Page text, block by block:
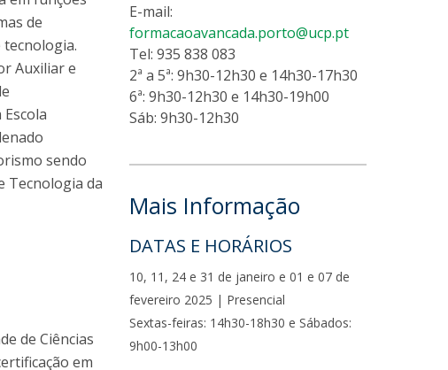
de
tecnologia.
Auxiliar e
Escola
sendo
Tecnologia da
de Ciências
em
E-mail:
formacaoavancada.porto@ucp.pt
Tel: 935 838 083
2ª a 5ª: 9h30-12h30 e 14h30-17h30
6ª: 9h30-12h30 e 14h30-19h00
Sáb: 9h30-12h30
Mais Informação
DATAS E HORÁRIOS
10, 11, 24 e 31 de janeiro e 01 e 07 de
fevereiro 2025 | Presencial
Sextas-feiras: 14h30-18h30 e Sábados:
9h00-13h00